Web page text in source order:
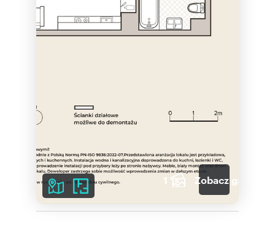
1 Zobacz galerię